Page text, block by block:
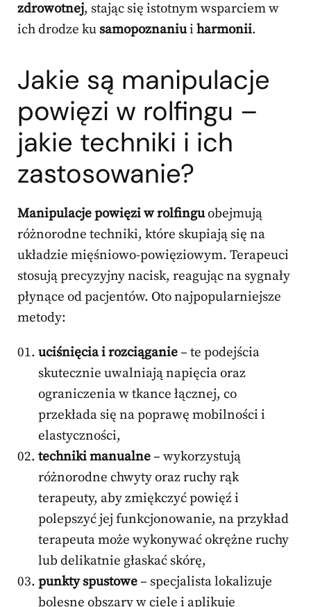
zdrowotnej, stając się istotnym wsparciem w
ich drodze ku samopoznaniui harmonii.
Jakie są manipulacje
powięzi w rolfingu –
jakie techniki i ich
zastosowanie?
Manipulacje powięzi w rolfinguobejmują
różnorodne techniki, które skupiają się na
układzie mięśniowo-powięziowym. Terapeuci
stosują precyzyjny nacisk, reagując na sygnały
płynące od pacjentów. Oto najpopularniejsze
metody:
uciśnięcia i rozciąganie– te podejścia
skutecznie uwalniają napięcia oraz
ograniczenia w tkance łącznej, co
przekłada się na poprawę mobilności i
elastyczności,
techniki manualne– wykorzystują
różnorodne chwyty oraz ruchy rąk
terapeuty, aby zmiękczyć powięź i
polepszyć jej funkcjonowanie, na przykład
terapeuta może wykonywać okrężne ruchy
lub delikatnie głaskać skórę,
punkty spustowe– specjalista lokalizuje
bolesne obszary w ciele i aplikuje